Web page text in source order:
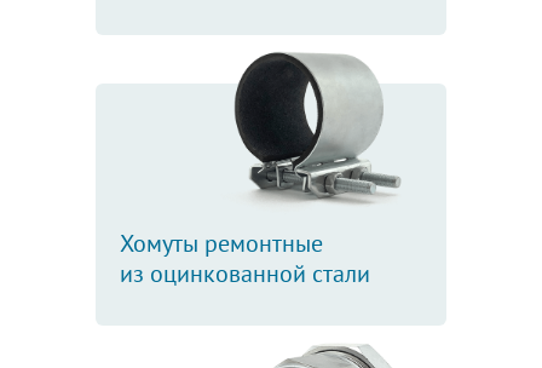
Хомуты ремонтные
из оцинкованной стали